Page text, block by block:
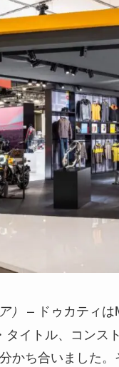
） – ドゥカティ
イトル、コンス
かち合いました